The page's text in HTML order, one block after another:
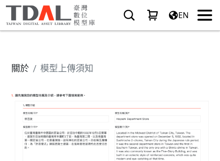
EN
關於 模型上傳須知